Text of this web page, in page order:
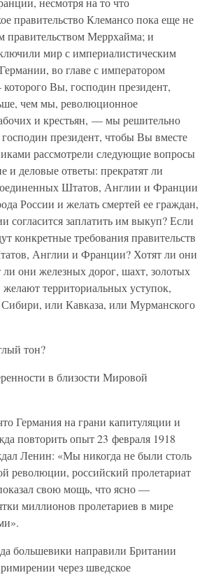
правительство Клемансо пока еще не
правительством Меррхайма; и
мир с империалистическим
во главе с императором
Вы, господин президент,
чем мы, революционное
и крестьян, — мы решительно
президент, чтобы Вы вместе
рассмотрели следующие вопросы
и деловые ответы: прекратят ли
Штатов, Англии и Франции
России и желать смертей ее граждан,
согласится заплатить им выкуп? Если
конкретные требования правительств
Англии и Франции? Хотят ли они
ли они железных дорог, шахт, золотых
территориальных уступок,
или Кавказа, или Мурманского
тон?
в близости Мировой
Германия на грани капитуляции и
повторить опыт 23 февраля 1918
Ленин: «Мы никогда не были столь
революции, российский пролетариат
свою мощь, что ясно —
миллионов пролетариев в мире
большевики направили Британии
через шведское